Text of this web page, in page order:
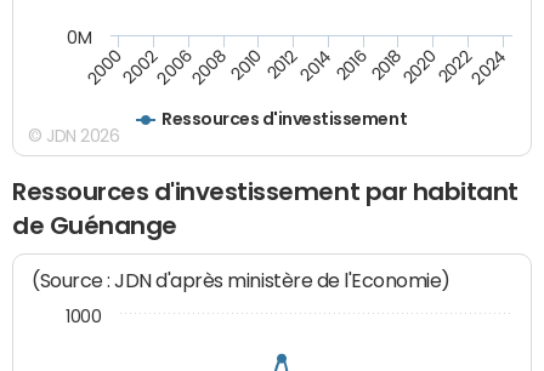
Ressources d'investissement
20002002200620082010 2012201420162018202020222024
0M
© JDN 2026
Ressources d'investissement par habitant
de Guénange
(Source : JDN d'après ministère de l'Economie)
1000